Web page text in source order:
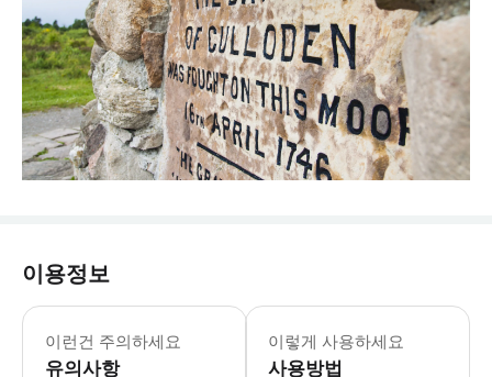
이용정보
이런건 주의하세요
유의사항
이렇게 사용하세요
사용방법